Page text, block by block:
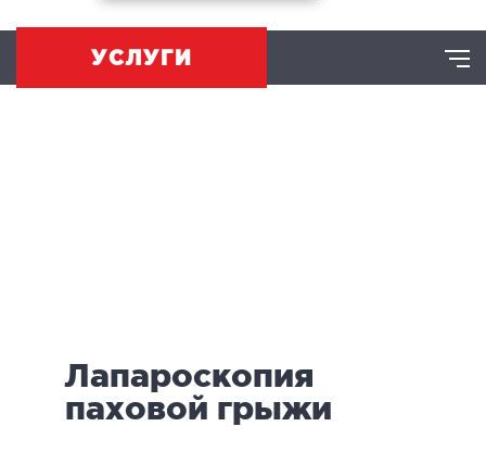
УСЛУГИ
лицевая хирургия
Лапароскопия
паховой грыжи